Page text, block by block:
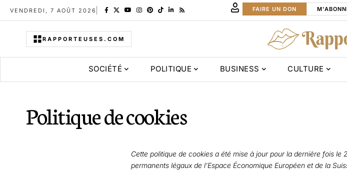
VENDREDI, 7 AOÛT 2026 FAIRE UN DON
RAPPORTEUSES.COM
SOCIÉTÉ POLITIQUE BUSINESS CULTURE
Politique de cookies
Cette politique de cookies a été mise à jour pour la dernière fois
permanents légaux de l’Espace Économique Européen et de la